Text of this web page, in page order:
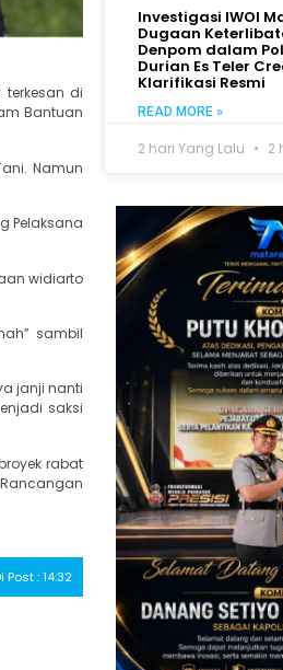
di
Bantuan
Namun
Pelaksana
widiarto
sambil
janji nanti
saksi
rabat
Post : 14:32
Investigasi IWOI
Dugaan
Denpom dalam
Durian Es Teler
Klarifikasi Resmi
READ MORE »
2 hari Yang Lalu 2